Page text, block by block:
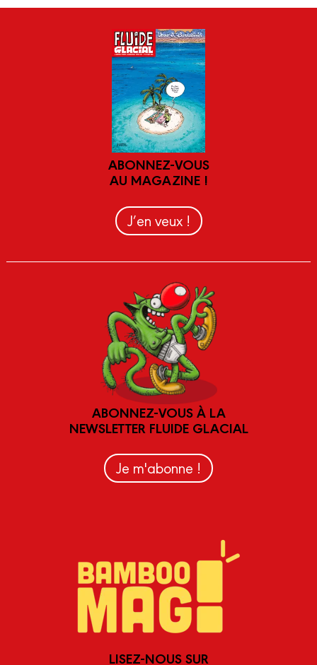
ABONNEZ-VOUS
AU MAGAZINE !
J’en veux !
ABONNEZ-VOUS À LA
NEWSLETTER FLUIDE GLACIAL
Je m'abonne !
LISEZ-NOUS SUR